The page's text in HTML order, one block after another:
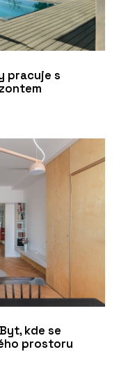
pracuje s
kde se
prostoru